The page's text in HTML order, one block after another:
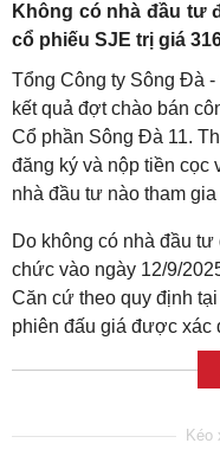
Không có nhà đầu tư
cổ phiếu SJE trị giá
Tổng Công ty Sông Đà
kết quả đợt chào bán
Cổ phần Sông Đà 11.
đăng ký và nộp tiền cọc
nhà đầu tư nào tham
Do không có nhà đầu
chức vào ngày 12/9/
Căn cứ theo quy định
phiên đấu giá được xác